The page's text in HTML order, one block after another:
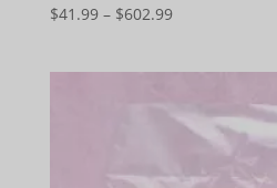
$41.99 – $602.99Preisspanne: